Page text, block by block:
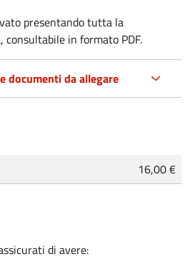
presentando tutta la
in formato PDF.
documenti da allegare
16,00 €
di avere: